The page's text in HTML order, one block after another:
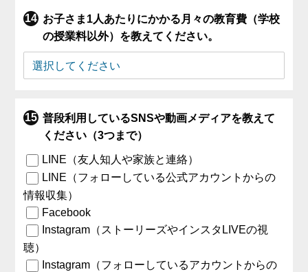
お子さま1人あたりにかかる月々の教育費（学校
の授業料以外）を教えてください。
普段利用しているSNSや動画メディアを教えて
ください（3つまで）
LINE（友人知人や家族と連絡）
LINE（フォローしている公式アカウントからの
情報収集）
Facebook
Instagram（ストーリーズやインスタLIVEの視
聴）
Instagram（フォローしているアカウントからの